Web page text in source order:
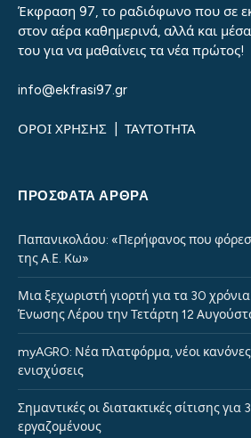
Έκφραση 97, το ραδιόφωνο που σε
στον αέρα καθημερινά, αλλά και
του για να μαθαίνεις τα νέα πρώτος!
info@ekfrasi97.gr
ΟΡΟΙ ΧΡΗΣΗΣ ΤΑΥΤΟΤΗΤΑ
ΠΡΌΣΦΑΤΑ ΆΡΘΡΑ
Παπανικολάου: «Περήφανος που
της Α.Ε. Κω»
Μια ξεχωριστή γιορτή για τα 30
Ένωσης Λέρου την Τετάρτη 12
myAGRO: Νέα πλατφόρμα, νέοι κανόνες
ενισχύσεις
Σημαντικές οι διατακτικές σίτισης για
εργαζομένους